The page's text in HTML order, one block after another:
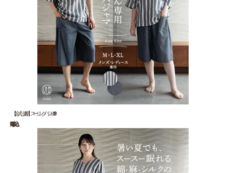
【お試し価格】スージングパジャマ "Soo ...
18,700 円(税込)